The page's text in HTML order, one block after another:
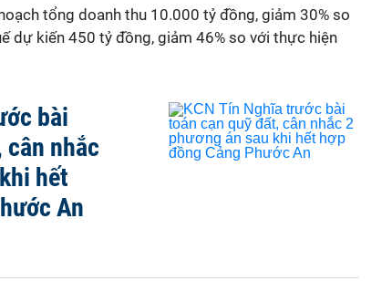
tổng doanh thu 10.000 tỷ đồng, giảm 30% so
dự kiến 450 tỷ đồng, giảm 46% so với thực hiện
bài
nhắc
hết
An